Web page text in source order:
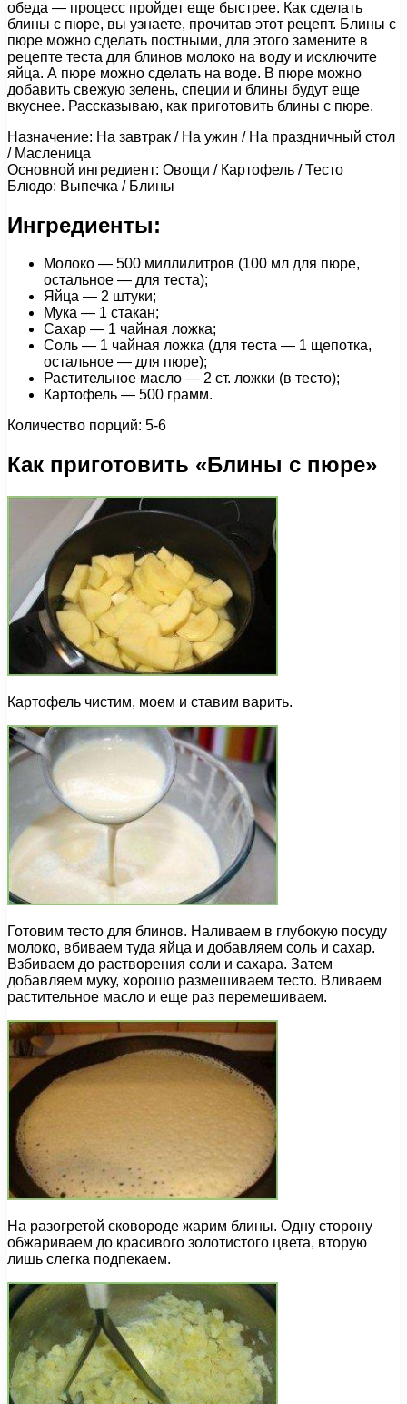
обеда — процесс пройдет еще быстрее. Как сделать
блины с пюре, вы узнаете, прочитав этот рецепт. Блины с
пюре можно сделать постными, для этого замените в
рецепте теста для блинов молоко на воду и исключите
яйца. А пюре можно сделать на воде. В пюре можно
добавить свежую зелень, специи и блины будут еще
вкуснее. Рассказываю, как приготовить блины с пюре.
Назначение: На завтрак / На ужин / На праздничный стол
/ Масленица
Основной ингредиент: Овощи / Картофель / Тесто
Блюдо: Выпечка / Блины
Ингредиенты:
Молоко — 500 миллилитров (100 мл для пюре,
остальное — для теста);
Яйца — 2 штуки;
Мука — 1 стакан;
Сахар — 1 чайная ложка;
Соль — 1 чайная ложка (для теста — 1 щепотка,
остальное — для пюре);
Растительное масло — 2 ст. ложки (в тесто);
Картофель — 500 грамм.
Количество порций: 5-6
Как приготовить «Блины с пюре»
Картофель чистим, моем и ставим варить.
Готовим тесто для блинов. Наливаем в глубокую посуду
молоко, вбиваем туда яйца и добавляем соль и сахар.
Взбиваем до растворения соли и сахара. Затем
добавляем муку, хорошо размешиваем тесто. Вливаем
растительное масло и еще раз перемешиваем.
На разогретой сковороде жарим блины. Одну сторону
обжариваем до красивого золотистого цвета, вторую
лишь слегка подпекаем.